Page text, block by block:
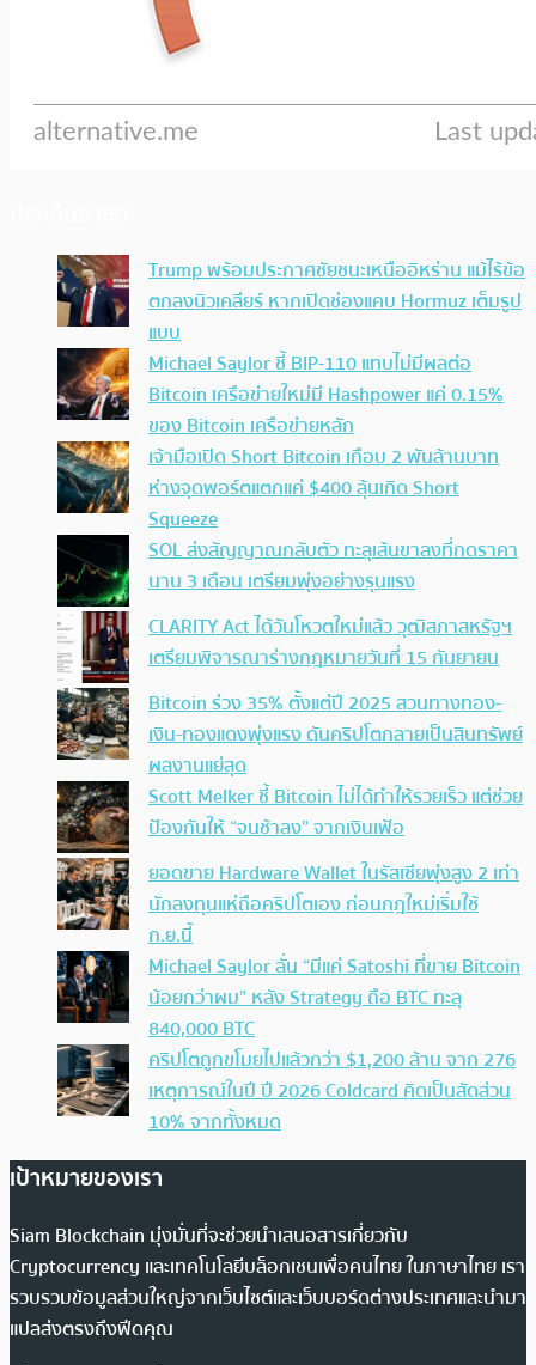
Trump พร้อมประกาศชัยชนะเหนืออิหร่าน แม้ไร้ข้อ
ตกลงนิวเคลียร์ หากเปิดช่องแคบ Hormuz เต็มรูป
แบบ
Michael Saylor ชี้ BIP-110 แทบไม่มีผลต่อ
Bitcoin เครือข่ายใหม่มี Hashpower แค่ 0.15%
ของ Bitcoin เครือข่ายหลัก
เจ้ามือเปิด Short Bitcoin เกือบ 2 พันล้านบาท
ห่างจุดพอร์ตแตกแค่ $400 ลุ้นเกิด Short
Squeeze
SOL ส่งสัญญาณกลับตัว ทะลุเส้นขาลงที่กดราคา
นาน 3 เดือน เตรียมพุ่งอย่างรุนแรง
CLARITY Act ได้วันโหวตใหม่แล้ว วุฒิสภาสหรัฐฯ
เตรียมพิจารณาร่างกฎหมายวันที่ 15 กันยายน
Bitcoin ร่วง 35% ตั้งแต่ปี 2025 สวนทางทอง-
เงิน-ทองแดงพุ่งแรง ดันคริปโตกลายเป็นสินทรัพย์
ผลงานแย่สุด
Scott Melker ชี้ Bitcoin ไม่ได้ทำให้รวยเร็ว แต่ช่วย
ป้องกันให้ “จนช้าลง” จากเงินเฟ้อ
ยอดขาย Hardware Wallet ในรัสเซียพุ่งสูง 2 เท่า
นักลงทุนแห่ถือคริปโตเอง ก่อนกฎใหม่เริ่มใช้
ก.ย.นี้
Michael Saylor ลั่น “มีแค่ Satoshi ที่ขาย Bitcoin
น้อยกว่าผม” หลัง Strategy ถือ BTC ทะลุ
840,000 BTC
คริปโตถูกขโมยไปแล้วกว่า $1,200 ล้าน จาก 276
เหตุการณ์ในปี ปี 2026 Coldcard คิดเป็นสัดส่วน
10% จากทั้งหมด
เป้าหมายของเรา
Siam Blockchain มุ่งมั่นที่จะช่วยนำเสนอสารเกี่ยวกับ
Cryptocurrency และเทคโนโลยีบล็อกเชนเพื่อคนไทย ในภาษาไทย เรา
รวบรวมข้อมูลส่วนใหญ่จากเว็บไซต์และเว็บบอร์ดต่างประเทศและนำมา
แปลส่งตรงถึงฟีดคุณ